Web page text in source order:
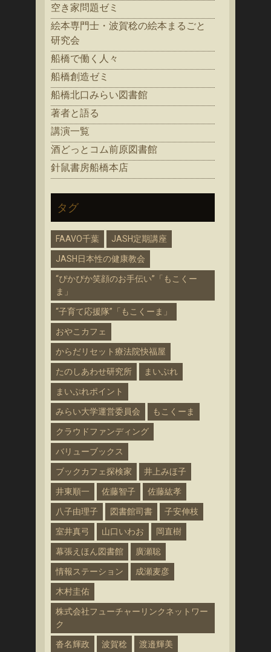
空き家問題ゼミ
絵本専門士・波賀稔の絵本まるごと
研究会
船橋で働く人々
船橋創造ゼミ
船橋北口みらい図書館
著者と語る
講演一覧
酒どっとコム前原図書館
針鼠書房船橋本店
タグ
FAAVO千葉 JASH定期講座
JASH日本性の健康教会
“ぴかぴか笑顔のお手伝い”「もこくー
ま」
“子育て応援隊”「もこくーま」
おやこカフェ
からだリセット療法院快福屋
たのしあわせ研究所 まいぷれ
まいぷれポイント
みらい大学運営委員会 もこくーま
クラウドファンディング
バリューブックス
ブックカフェ探検家 井上みほ子
井東順一 佐藤智子 佐藤紘孝
八子由理子 図書館司書 子安伸枝
室井真弓 山口いわお 岡直樹
幕張えほん図書館 廣瀬聡
情報ステーション 成瀬麦彦
木村圭佑
株式会社フューチャーリンクネットワー
ク
沓名輝政 波賀稔 渡邉輝美